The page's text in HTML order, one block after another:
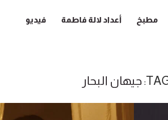
مطبخ أعداد لالة فاطمة فيديو
جيهان البحار